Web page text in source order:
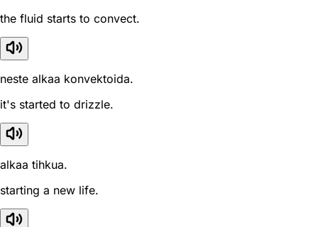
the fluid starts to convect.
neste alkaa konvektoida.
it's started to drizzle.
alkaa tihkua.
starting a new life.